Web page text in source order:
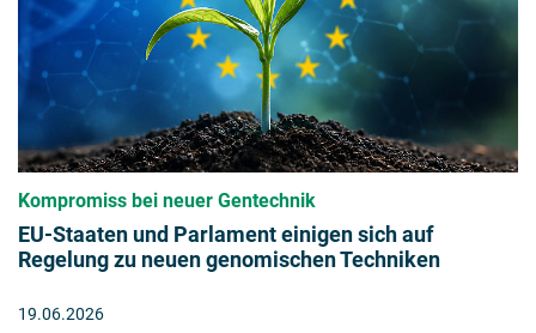
Kompromiss bei neuer Gentechnik
EU-Staaten und Parlament einigen sich auf
Regelung zu neuen genomischen Techniken
19.06.2026